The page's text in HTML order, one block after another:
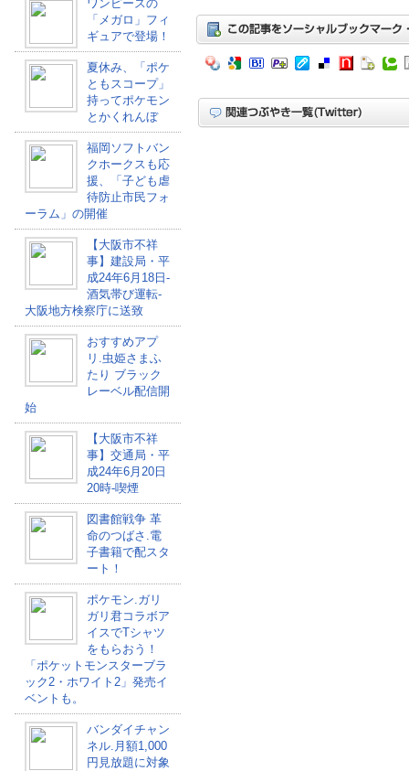
ワンピースの
「メガロ」フィ
ギュアで登場！
夏休み、「ポケ
ともスコープ」
持ってポケモン
とかくれんぼ
福岡ソフトバン
クホークスも応
援、「子ども虐
待防止市民フォ
ーラム」の開催
【大阪市不祥
事】建設局・平
成24年6月18日-
酒気帯び運転-
大阪地方検察庁に送致
おすすめアプ
リ.虫姫さまふ
たり ブラック
レーベル配信開
始
【大阪市不祥
事】交通局・平
成24年6月20日
20時-喫煙
図書館戦争 革
命のつばさ.電
子書籍で配スタ
ート！
ポケモン.ガリ
ガリ君コラボア
イスでTシャツ
をもらおう！
「ポケットモンスターブラ
ック2・ホワイト2」発売イ
ベントも。
バンダイチャン
ネル.月額1,000
円見放題に対象